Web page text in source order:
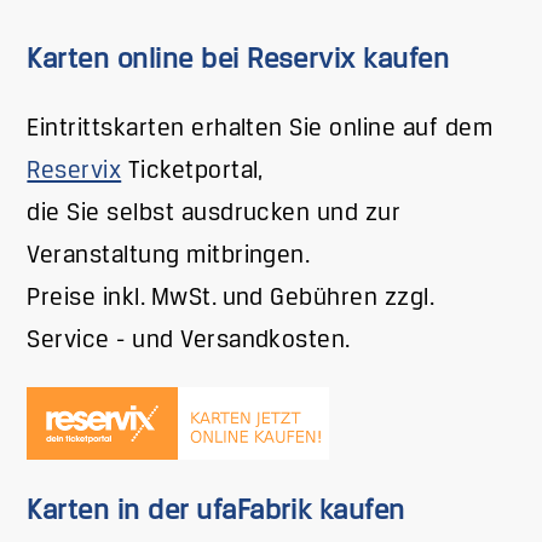
Karten online bei Reservix kaufen
Eintrittskarten erhalten Sie online auf dem
Reservix Ticketportal,
die Sie selbst ausdrucken und zur
Veranstaltung mitbringen.
Preise inkl. MwSt. und Gebühren zzgl.
Service - und Versandkosten.
Karten in der ufaFabrik kaufen